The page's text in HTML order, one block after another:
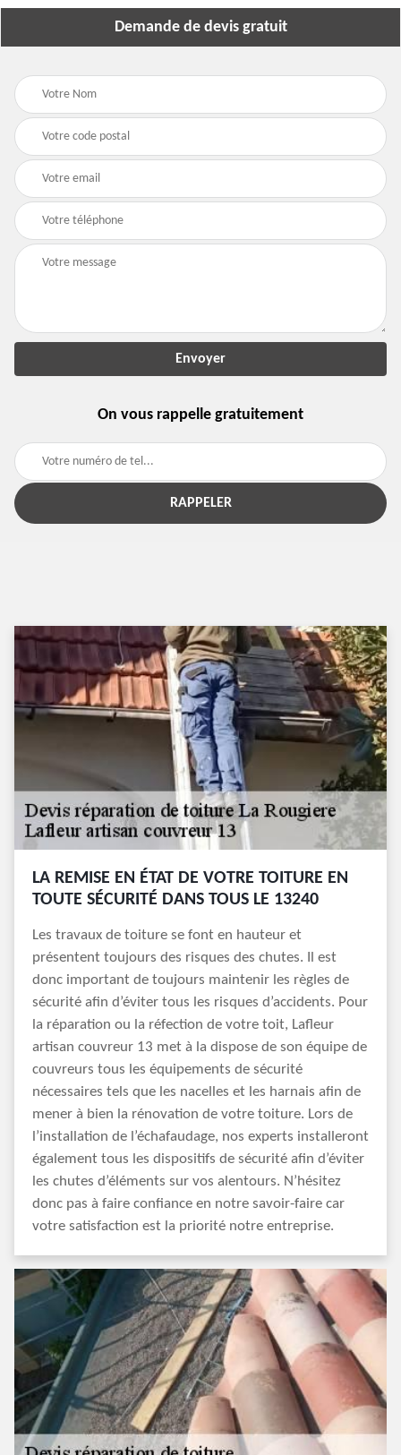
Demande de devis gratuit
On vous rappelle gratuitement
LA REMISE EN ÉTAT DE VOTRE TOITURE EN
TOUTE SÉCURITÉ DANS TOUS LE 13240
Les travaux de toiture se font en hauteur et
présentent toujours des risques des chutes. Il est
donc important de toujours maintenir les règles de
sécurité afin d’éviter tous les risques d’accidents. Pour
la réparation ou la réfection de votre toit, Lafleur
artisan couvreur 13 met à la dispose de son équipe de
couvreurs tous les équipements de sécurité
nécessaires tels que les nacelles et les harnais afin de
mener à bien la rénovation de votre toiture. Lors de
l’installation de l’échafaudage, nos experts installeront
également tous les dispositifs de sécurité afin d’éviter
les chutes d’éléments sur vos alentours. N’hésitez
donc pas à faire confiance en notre savoir-faire car
votre satisfaction est la priorité notre entreprise.